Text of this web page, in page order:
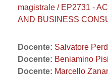
magistrale / EP2731 -
AND BUSINESS
Docente: Salvatore
Docente: Beniamino
Docente: Marcello